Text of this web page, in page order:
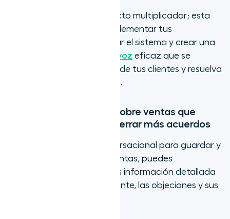
Además, esto tiene un efecto multiplicador; esta
información te permite implementar tus
aprendizajes, retroalimentar el sistema y crear una
agente de voz eficaz que se
anticipe a las necesidades de tus clientes y resuelva
los problemas rápidamente.
Información detallada sobre ventas que
ayuda a los agentes a cerrar más acuerdos
Cuando utilizas la IA conversacional para guardar y
analizar las llamadas de ventas, puedes
proporcionar a tus agentes información detallada
sobre el sentimiento del cliente, las objeciones y sus